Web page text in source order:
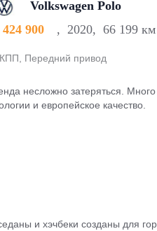
Volkswagen Polo
424 900
, 2020, 66 199 км
Передний привод
несложно затеряться.
и европейское качество.
и хэчбеки созданы для